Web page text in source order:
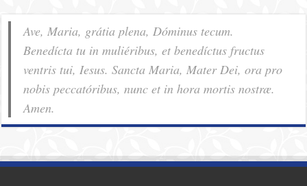
Ave, Maria, grátia plena, Dóminus tecum.
Benedícta tu in muliéribus, et benedíctus fructus
ventris tui, Iesus. Sancta Maria, Mater Dei, ora pro
nobis pec­ca­tóribus, nunc et in hora mortis nostræ.
Amen.